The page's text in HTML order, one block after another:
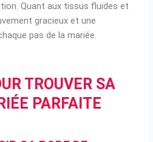
Quant aux tissus fluides et
gracieux et une
pas de la mariée.
TROUVER SA
PARFAITE